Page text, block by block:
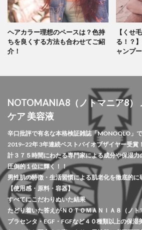
ヘアカラー理想のペースは？色持
ちを良くする方法も合わせてご紹
介！
【くせ
る！？
ャンプー
NOTOMANIA8（ノトマニア8）
ケア 美容液
辛口批評で有名な本格検証雑誌「MONOQLO」で
2019~22年 3年連続ベストバイオブザイヤー受賞
計３７５時間にわたる専門家による成分や保湿力
圧倒的１位に輝く！！
男性肌の特徴・生活習慣による肌老化を徹底的に
【使用感・原料・容器】
すべてにこだわりぬいた結果
たどり着いた答えがＮＯＴＯＭＡＮＩＡ８（ノト
プラセンタ・EGF・FGFなど４０種類以上の保湿